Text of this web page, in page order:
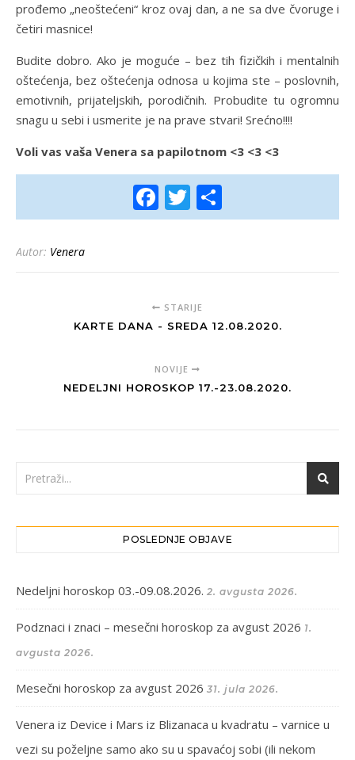
prođemo „neoštećeni“ kroz ovaj dan, a ne sa dve čvoruge i
četiri masnice!
Budite dobro. Ako je moguće – bez tih fizičkih i mentalnih
oštećenja, bez oštećenja odnosa u kojima ste – poslovnih,
emotivnih, prijateljskih, porodičnih. Probudite tu ogromnu
snagu u sebi i usmerite je na prave stvari! Srećno!!!!
Voli vas vaša Venera sa papilotnom <3 <3 <3
Facebook
Twitter
Autor: Venera
STARIJE
KARTE DANA - SREDA 12.08.2020.
NOVIJE
NEDELJNI HOROSKOP 17.-23.08.2020.
POSLEDNJE OBJAVE
Nedeljni horoskop 03.-09.08.2026. 2. avgusta 2026.
Podznaci i znaci – mesečni horoskop za avgust 2026 1.
avgusta 2026.
Mesečni horoskop za avgust 2026 31. jula 2026.
Venera iz Device i Mars iz Blizanaca u kvadratu – varnice u
vezi su poželjne samo ako su u spavaćoj sobi (ili nekom